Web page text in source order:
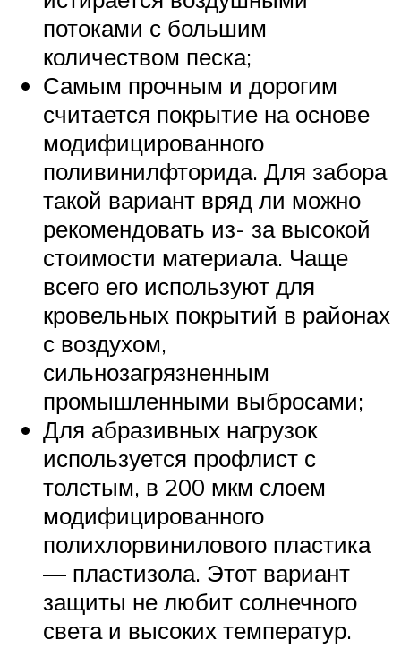
потоками с большим
количеством песка;
Самым прочным и дорогим
считается покрытие на основе
модифицированного
поливинилфторида. Для забора
такой вариант вряд ли можно
рекомендовать из- за высокой
стоимости материала. Чаще
всего его используют для
кровельных покрытий в районах
с воздухом,
сильнозагрязненным
промышленными выбросами;
Для абразивных нагрузок
используется профлист с
толстым, в 200 мкм слоем
модифицированного
полихлорвинилового пластика
— пластизола. Этот вариант
защиты не любит солнечного
света и высоких температур.